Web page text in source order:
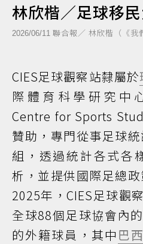
林欣楷／足球移
2026/06/11 聯合報／ 林欣楷（《我
CIES足球觀察站隸屬於
際體育科學研究中
Centre for Sports
贊助，專門從事足球
組，透過統計各式各
析，並提供國際足總
2025年，CIES足球觀
全球88個足球協會內
的外籍球員，其中巴西